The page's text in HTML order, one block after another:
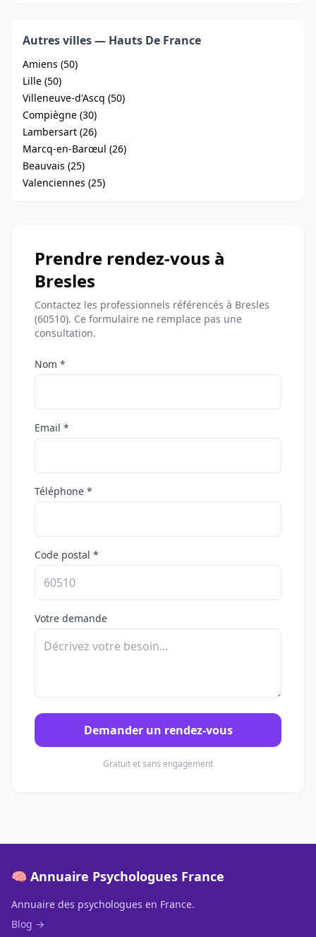
Autres villes — Hauts De France
Amiens (50)
Lille (50)
Villeneuve-d'Ascq (50)
Compiègne (30)
Lambersart (26)
Marcq-en-Barœul (26)
Beauvais (25)
Valenciennes (25)
Prendre rendez-vous à
Bresles
Contactez les professionnels référencés à Bresles
(60510). Ce formulaire ne remplace pas une
consultation.
Nom *
Email *
Téléphone *
Code postal *
Votre demande
Demander un rendez-vous
Gratuit et sans engagement
🧠 Annuaire Psychologues France
Annuaire des psychologues en France.
Blog →